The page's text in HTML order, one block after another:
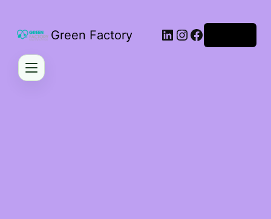
Green Factory LinkedIn
Instagram
Facebook